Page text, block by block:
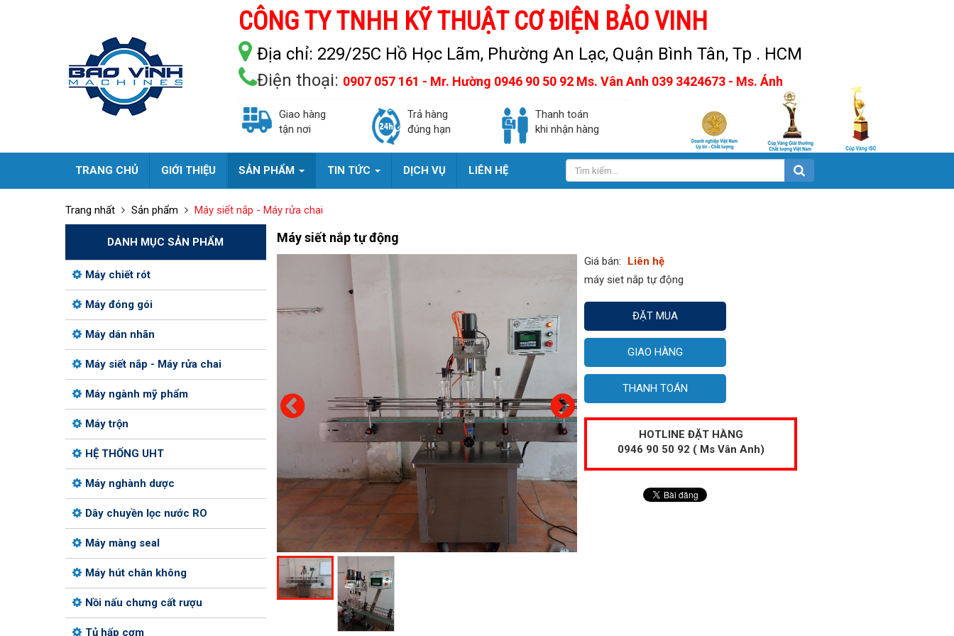
CÔNG TY TNHH KỸ THUẬT CƠ ĐIỆN BẢO VINH
Địa chỉ: 229/25C Hồ Học Lãm, Phường An Lạc, Quận Bình Tân, Tp . HCM
Điện thoại: 0907 057 161 - Mr. Hường 0946 90 50 92 Ms. Vân Anh 039 3424673 - Ms. Ánh
Giao hàng
tận nơi
Trả hàng
đúng hạn
Thanh toán
khi nhận hàng
TRANG CHỦ GIỚI THIỆU SẢN PHẨM TIN TỨC DỊCH VỤ LIÊN HỆ
Trang nhất Sản phẩm Máy siết nắp - Máy rửa chai
Máy siết nắp tự động
Giá bán:
Liên hệ
máy siet nắp tự động
ĐẶT MUA
GIAO HÀNG
THANH TOÁN
HOTLINE ĐẶT HÀNG
0946 90 50 92 ( Ms Vân Anh)
DANH MỤC SẢN PHẨM
Máy chiết rót
Máy đóng gói
Máy dán nhãn
Máy siết nắp - Máy rửa chai
Máy ngành mỹ phẩm
Máy trộn
HỆ THỐNG UHT
Máy nghành dược
Dây chuyền lọc nước RO
Máy màng seal
Máy hút chân không
Nồi nấu chưng cất rượu
Tủ hấp cơm